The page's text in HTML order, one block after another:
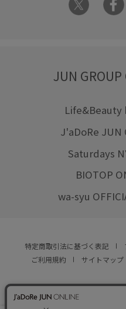
JUN GROUP
Life&Beauty
J'aDoRe JUN
Saturdays
BIOTOP
wa-syu
特定商取引法に基づく表記
ご利用規約
サイトマップ